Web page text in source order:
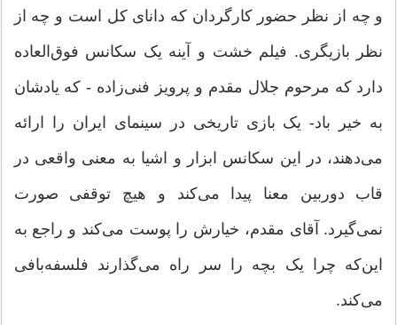
و چه از نظر حضور کارگردان که دانای کل است و چه از
نظر بازیگری. فیلم خشت و آینه یک سکانس فوق‌العاده
دارد که مرحوم جلال مقدم و پرویز فنی‌زاده - که یادشان
به خیر باد- یک بازی تاریخی در سینمای ایران را ارائه
می‌دهند، در این سکانس ابزار و اشیا به معنی واقعی در
قاب دوربین معنا پیدا می‌کند و هیچ توقفی صورت
نمی‌گیرد. آقای مقدم، خیارش را پوست می‌کند و راجع به
این‌که چرا یک بچه را سر راه می‌گذارند فلسفه‌بافی
می‌کند.